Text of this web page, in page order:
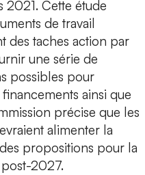
2021. Cette étude
de travail
des taches action par
une série de
possibles pour
ainsi que
précise que les
alimenter la
propositions pour la
2027.